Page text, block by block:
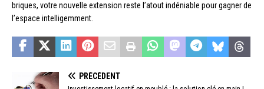
briques, votre nouvelle extension reste l’atout indéniable pour gagner de
l’espace intelligemment.
PRÉCÉDENT